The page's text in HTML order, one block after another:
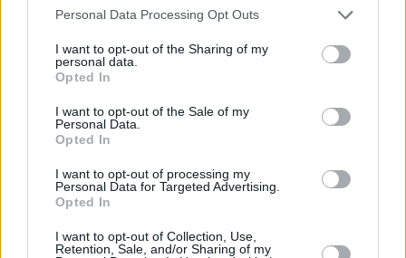
Please note that this website/app uses one or more Google
not limited to your visit or usage behaviour. You may click to
grant or deny consent to Google and its third-party tags to
use your data for below specified purposes in below Google
consent section.
Personal Data Processing Opt Outs
I want to opt-out of the Sharing of my
personal data.
Opted In
I want to opt-out of the Sale of my
Personal Data.
Opted In
I want to opt-out of processing my
Personal Data for Targeted Advertising.
Opted In
I want to opt-out of Collection, Use,
Retention, Sale, and/or Sharing of my
κρατάει σε εγρήγορση
Ένα συμπλήρωμα ιδιαίτερα δημοφιλές σε όσους
να βοηθήσει να αντεπεξέλθουμε τις υποχρεώσεις
της επόμενης μέρας μετά από μια άϋπνη νύχτα
29.04.2024, 23:14